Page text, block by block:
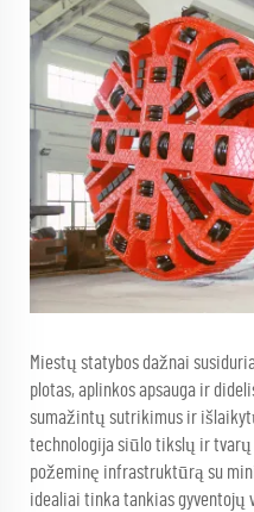
Miestų statybos dažnai
plotas, aplinkos apsauga ir
sumažintų sutrikimus ir
technologija siūlo tikslų ir
požeminę infrastruktūrą su
idealiai tinka tankias gyventojų